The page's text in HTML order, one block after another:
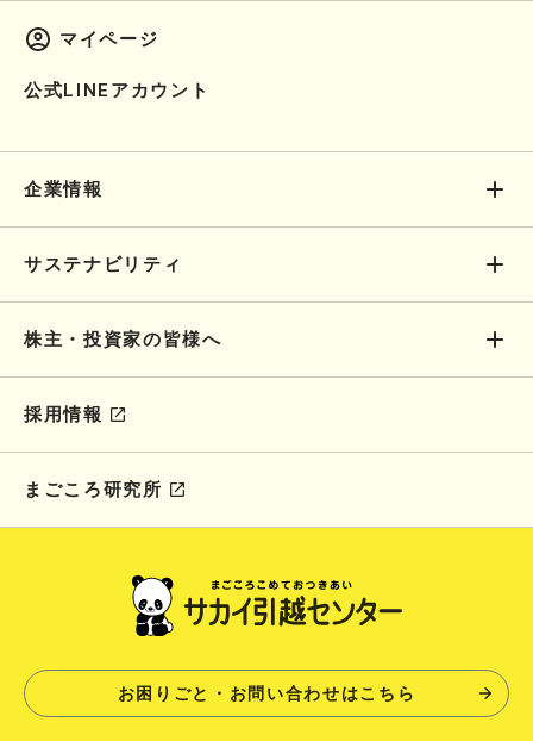
マイページ
公式LINEアカウント
企業情報
サステナビリティ
株主・投資家の皆様へ
採用情報
まごころ研究所
お困りごと・お問い合わせはこちら